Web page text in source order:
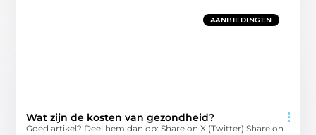
AANBIEDINGEN
Wat zijn de kosten van gezondheid?
Goed artikel? Deel hem dan op: Share on X (Twitter) Share on